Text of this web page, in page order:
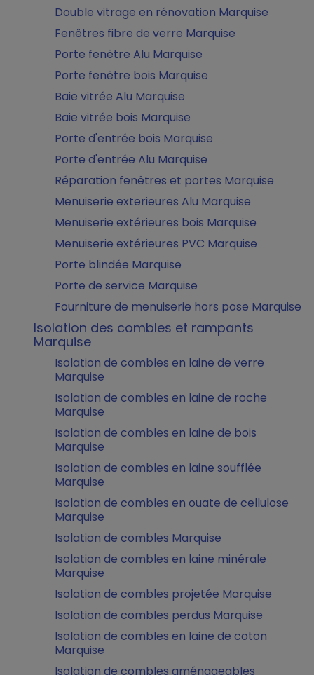
Double vitrage en rénovation Marquise
Fenêtres fibre de verre Marquise
Porte fenêtre Alu Marquise
Porte fenêtre bois Marquise
Baie vitrée Alu Marquise
Baie vitrée bois Marquise
Porte d'entrée bois Marquise
Porte d'entrée Alu Marquise
Réparation fenêtres et portes Marquise
Menuiserie exterieures Alu Marquise
Menuiserie extérieures bois Marquise
Menuiserie extérieures PVC Marquise
Porte blindée Marquise
Porte de service Marquise
Fourniture de menuiserie hors pose Marquise
Isolation des combles et rampants
Marquise
Isolation de combles en laine de verre
Marquise
Isolation de combles en laine de roche
Marquise
Isolation de combles en laine de bois
Marquise
Isolation de combles en laine soufflée
Marquise
Isolation de combles en ouate de cellulose
Marquise
Isolation de combles Marquise
Isolation de combles en laine minérale
Marquise
Isolation de combles projetée Marquise
Isolation de combles perdus Marquise
Isolation de combles en laine de coton
Marquise
Isolation de combles aménageables